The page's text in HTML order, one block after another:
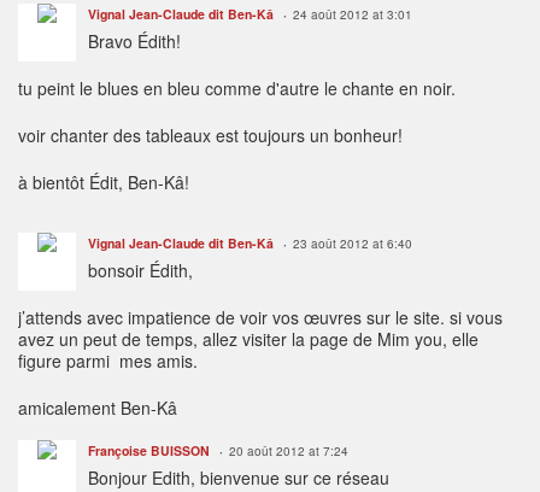
Vignal Jean-Claude dit Ben-Kâ 24 août 2012 at 3:01
Bravo Édith!
tu peint le blues en bleu comme d'autre le chante en noir.
voir chanter des tableaux est toujours un bonheur!
à bientôt Édit, Ben-Kâ!
Vignal Jean-Claude dit Ben-Kâ 23 août 2012 at 6:40
bonsoir Édith,
j’attends avec impatience de voir vos œuvres sur le site. si vous
avez un peut de temps, allez visiter la page de Mim you, elle
figure parmi mes amis.
amicalement Ben-Kâ
Françoise BUISSON 20 août 2012 at 7:24
Bonjour Edith, bienvenue sur ce réseau